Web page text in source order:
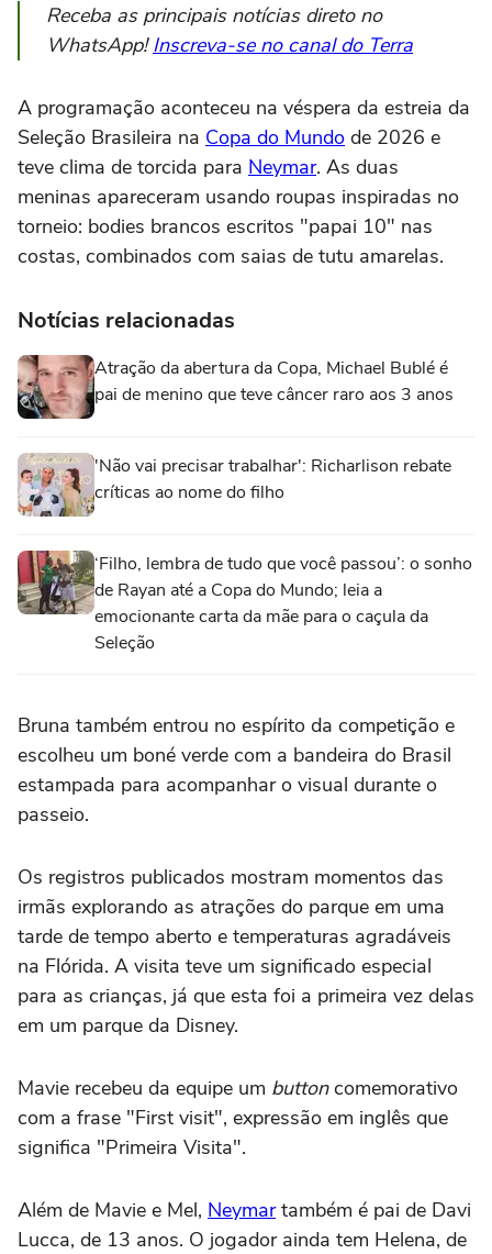
Receba as principais notícias direto no
WhatsApp!Inscreva-se no canal do Terra
A programação aconteceu na véspera da estreia da
Seleção Brasileira na Copa do Mundo de 2026 e
teve clima de torcida para Neymar. As duas
meninas apareceram usando roupas inspiradas no
torneio: bodies brancos escritos "papai 10" nas
costas, combinados com saias de tutu amarelas.
Notícias relacionadas
Atração da abertura da Copa, Michael Bublé é
pai de menino que teve câncer raro aos 3 anos
'Não vai precisar trabalhar': Richarlison rebate
críticas ao nome do filho
‘Filho, lembra de tudo que você passou’: o sonho
de Rayan até a Copa do Mundo; leia a
emocionante carta da mãe para o caçula da
Seleção
Bruna também entrou no espírito da competição e
escolheu um boné verde com a bandeira do Brasil
estampada para acompanhar o visual durante o
passeio.
Os registros publicados mostram momentos das
irmãs explorando as atrações do parque em uma
tarde de tempo aberto e temperaturas agradáveis
na Flórida. A visita teve um significado especial
para as crianças, já que esta foi a primeira vez delas
em um parque da Disney.
Mavie recebeu da equipe um buttoncomemorativo
com a frase "First visit", expressão em inglês que
significa "Primeira Visita".
Além de Mavie e Mel, Neymartambém é pai de Davi
Lucca, de 13 anos. O jogador ainda tem Helena, de